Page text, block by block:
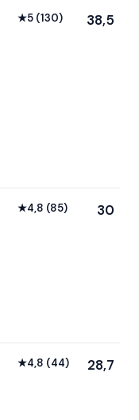
★5 (130) 38,5
★4,8 (85) 30
★4,8 (44) 28,7